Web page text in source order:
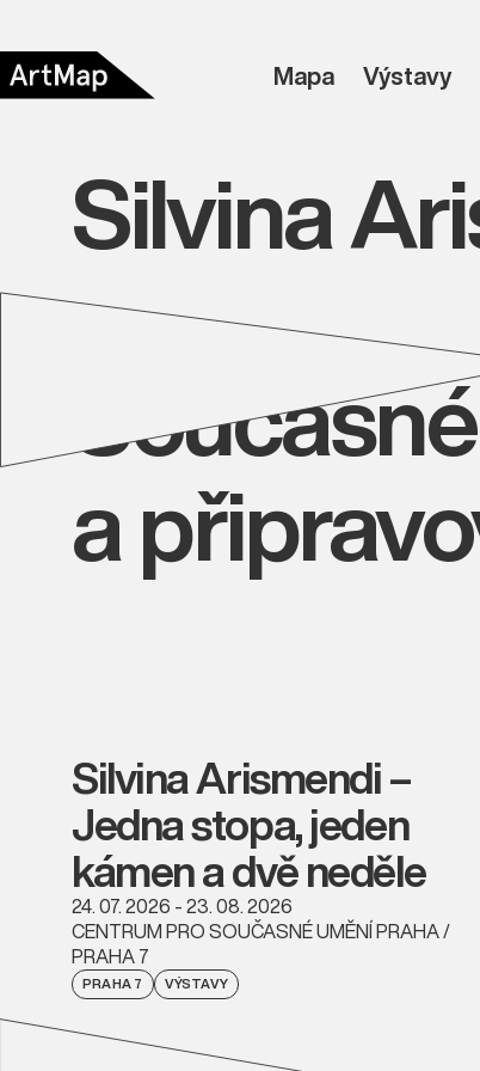
Mapa Výstavy
Silvina
Současné
a
Silvina Arismendi –
Jedna stopa, jeden
kámen a dvě neděle
24. 07. 2026 - 23. 08. 2026
CENTRUM PRO SOUČASNÉ UMĚNÍ PRAHA /
PRAHA 7
PRAHA 7 VÝSTAVY